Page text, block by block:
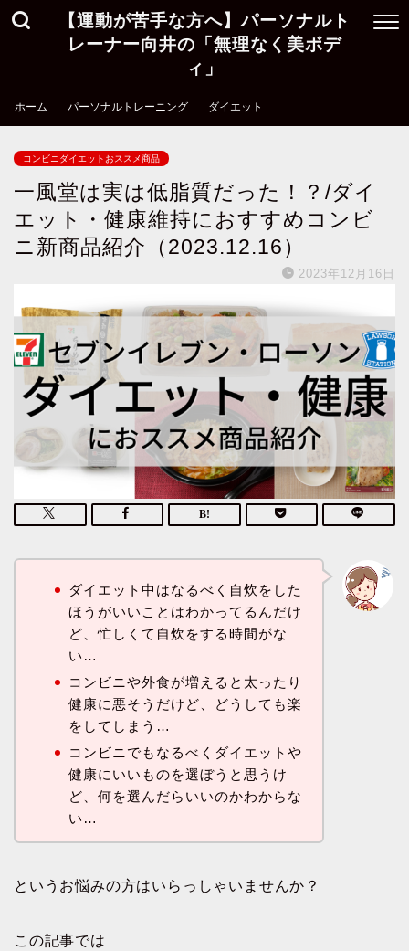
【運動が苦手な方へ】パーソナルト
レーナー向井の「無理なく美ボデ
ィ」
ホーム パーソナルトレーニング ダイエット
コンビニダイエットおススメ商品
一風堂は実は低脂質だった！？/ダイ
エット・健康維持におすすめコンビ
ニ新商品紹介（2023.12.16）
2023年12月16日
ダイエット中はなるべく自炊をした
ほうがいいことはわかってるんだけ
ど、忙しくて自炊をする時間がな
い…
コンビニや外食が増えると太ったり
健康に悪そうだけど、どうしても楽
をしてしまう…
コンビニでもなるべくダイエットや
健康にいいものを選ぼうと思うけ
ど、何を選んだらいいのかわからな
い…
というお悩みの方はいらっしゃいませんか？
この記事では